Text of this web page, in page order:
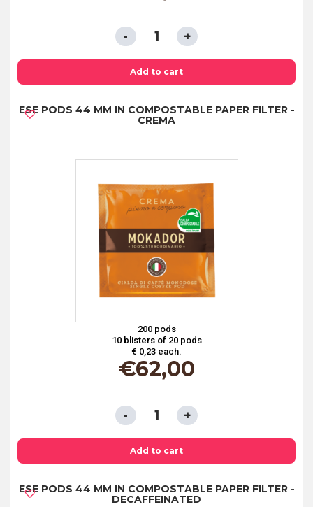
Add to cart
ESE
IN
-
COFFEE
TASTING
KIT
FLAVORS
ESE PODS 44 MM IN COMPOSTABLE PAPER FILTER -
CREMA
200 pods
10 blisters of 20 pods
€ 0,23 each.
€62,00
Add to cart
ESE
IN
ESE PODS 44 MM IN COMPOSTABLE PAPER FILTER -
DECAFFEINATED